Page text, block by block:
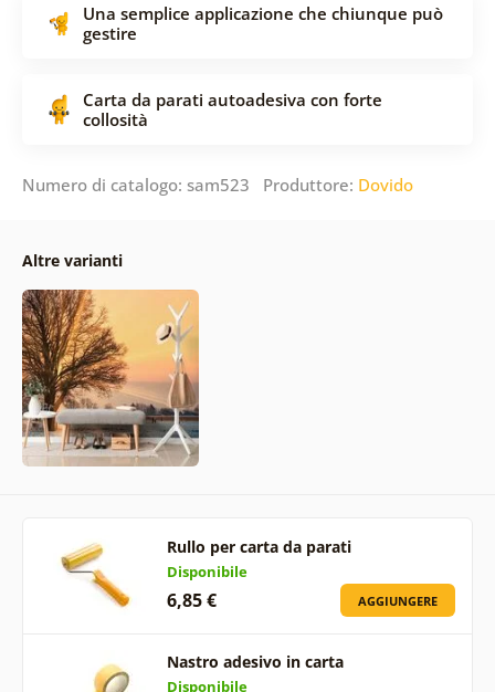
Una semplice applicazione che chiunque può
gestire
Carta da parati autoadesiva con forte
collosità
Numero di catalogo: sam523 Produttore: Dovido
Altre varianti
Rullo per carta da parati
Disponibile
6,85 € AGGIUNGERE
Nastro adesivo in carta
Disponibile